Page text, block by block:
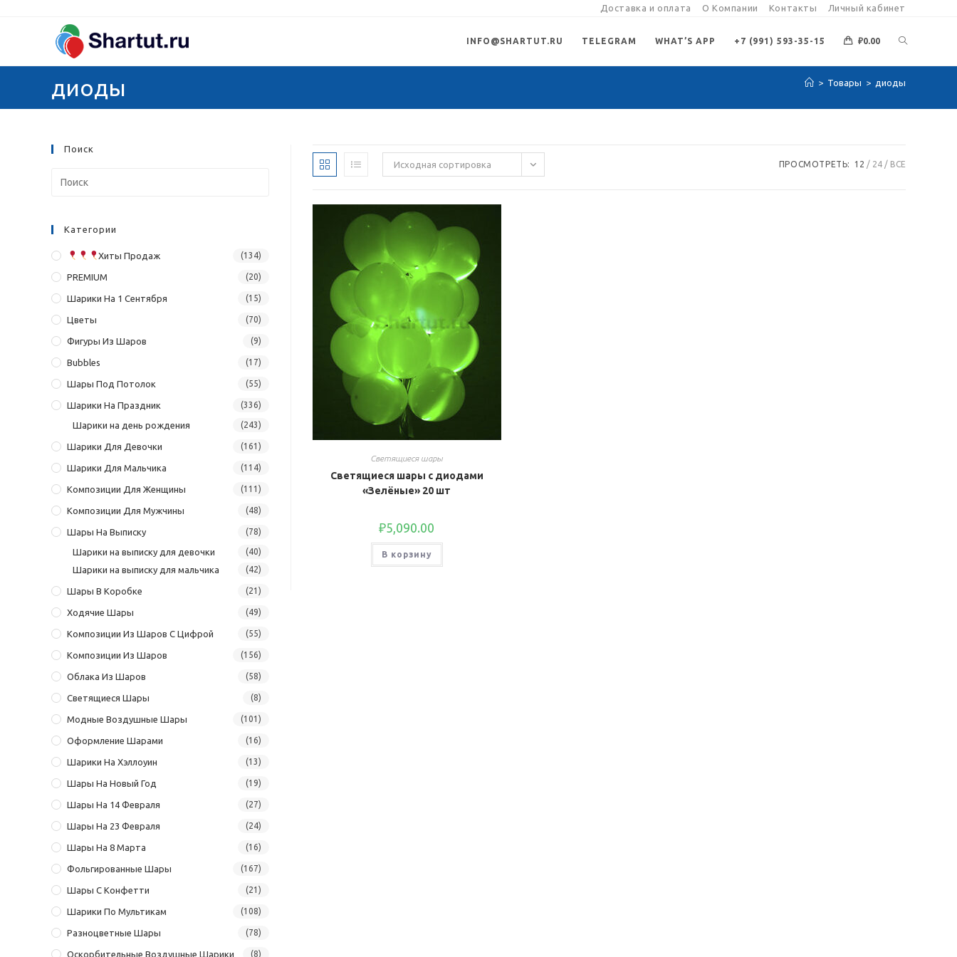
содержимому
Доставка и оплата О Компании Контакты Личный кабинет
INFO@SHARTUT.RU TELEGRAM WHAT’S APP +7 (991) 593-35-15 ₽0.00
ПОИСК
диоды > Товары > диоды
Исходная сортировка ПРОСМОТРЕТЬ: 12 24 ВСЕ
Светящиеся шары
Светящиеся шары с диодами
«Зелёные» 20 шт
₽5,090.00
В корзину
Поиск
Категории
Хиты Продаж (134)
PREMIUM (20)
Шарики На 1 Сентября (15)
Цветы (70)
Фигуры Из Шаров (9)
Bubbles (17)
Шары Под Потолок (55)
Шарики На Праздник (336)
Шарики на день рождения (243)
Шарики Для Девочки (161)
Шарики Для Мальчика (114)
Композиции Для Женщины (111)
Композиции Для Мужчины (48)
Шары На Выписку (78)
Шарики на выписку для девочки (40)
Шарики на выписку для мальчика (42)
Шары В Коробке (21)
Ходячие Шары (49)
Композиции Из Шаров С Цифрой (55)
Композиции Из Шаров (156)
Облака Из Шаров (58)
Светящиеся Шары (8)
Модные Воздушные Шары (101)
Оформление Шарами (16)
Шарики На Хэллоуин (13)
Шары На Новый Год (19)
Шары На 14 Февраля (27)
Шары На 23 Февраля (24)
Шары На 8 Марта (16)
Фольгированные Шары (167)
Шары С Конфетти (21)
Шарики По Мультикам (108)
Разноцветные Шары (78)
Оскорбительные Воздушные Шарики (8)